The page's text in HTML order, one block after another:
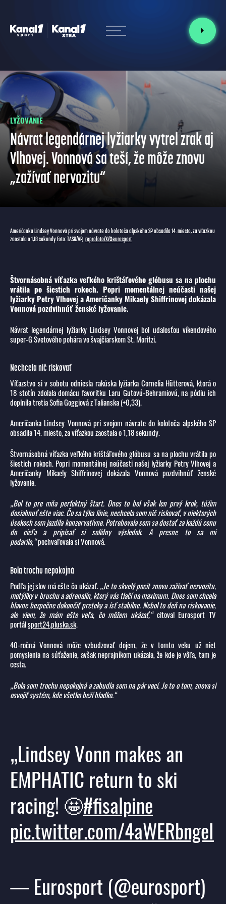
LYŽOVANIE
Návrat legendárnej lyžiarky vytrel zrak aj
Vlhovej. Vonnová sa teší, že môže znovu
„zažívať nervozitu“
Američanka Lindsey Vonnová pri svojom návrate do kolotoča alpského SP obsadila 14. miesto, za víťazkou
zaostala o 1,18 sekundy. Foto: TASR/AP, reprofoto/X/@eurosport
Štvornásobná víťazka veľkého krištáľového glóbusu sa na plochu
vrátila po šiestich rokoch. Popri momentálnej neúčasti našej
lyžiarky Petry Vlhovej a Američanky Mikaely Shiffrinovej dokázala
Vonnová pozdvihnúť ženské lyžovanie.
Návrat legendárnej lyžiarky Lindsey Vonnovej bol udalosťou víkendového
super-G Svetového pohára vo švajčiarskom St. Moritzi.
Nechcela nič riskovať
Víťazstvo si v sobotu odniesla rakúska lyžiarka Cornelia Hütterová, ktorá o
18 stotín zdolala domácu favoritku Laru Gutovú-Behramiovú, na pódiu ich
doplnila tretia Sofia Goggiová z Talianska (+0,33).
Američanka Lindsey Vonnová pri svojom návrate do kolotoča alpského SP
obsadila 14. miesto, za víťazkou zaostala o 1,18 sekundy.
Štvornásobná víťazka veľkého krištáľového glóbusu sa na plochu vrátila po
šiestich rokoch. Popri momentálnej neúčasti našej lyžiarky Petry Vlhovej a
Američanky Mikaely Shiffrinovej dokázala Vonnová pozdvihnúť ženské
lyžovanie.
„Bol to pre mňa perfektný štart. Dnes to bol však len prvý krok, túžim
dosiahnuť ešte viac. Čo sa týka línie, nechcela som nič riskovať, v niektorých
úsekoch som jazdila konzervatívne. Potrebovala som sa dostať za každú cenu
do cieľa a pripísať si solídny výsledok. A presne to sa mi
podarilo,“pochvaľovala si Vonnová.
Bola trochu nepokojná
Podľa jej slov má ešte čo ukázať.„Je to skvelý pocit znovu zažívať nervozitu,
motýliky v bruchu a adrenalín, ktorý vás tlačí na maximum. Dnes som chcela
hlavne bezpečne dokončiť preteky a ísť stabilne. Nebol to deň na riskovanie,
ale viem, že mám ešte veľa, čo môžem ukázať,“citoval Eurosport TV
portálsport24.pluska.sk.
40-ročná Vonnová môže vzbudzovať dojem, že v tomto veku už niet
pomyslenia na súťaženie, avšak neprajníkom ukázala, že kde je vôľa, tam je
cesta.
„Bola som trochu nepokojná a zabudla som na pár vecí. Je to o tom, znova si
osvojiť systém, kde všetko beží hladko.“
Lindsey Vonn makes an
EMPHATIC return to ski
racing! 🤩#fisalpine
pic.twitter.com/4aWERbngeI
— Eurosport (@eurosport)